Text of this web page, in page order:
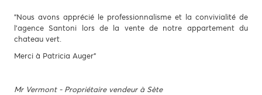
"Nous avons apprécié le professionnalisme et la convivialité de
l'agence Santoni lors de la vente de notre appartement du
chateau vert.
Merci à Patricia Auger"
Mr Vermont - Propriétaire vendeur à Sète